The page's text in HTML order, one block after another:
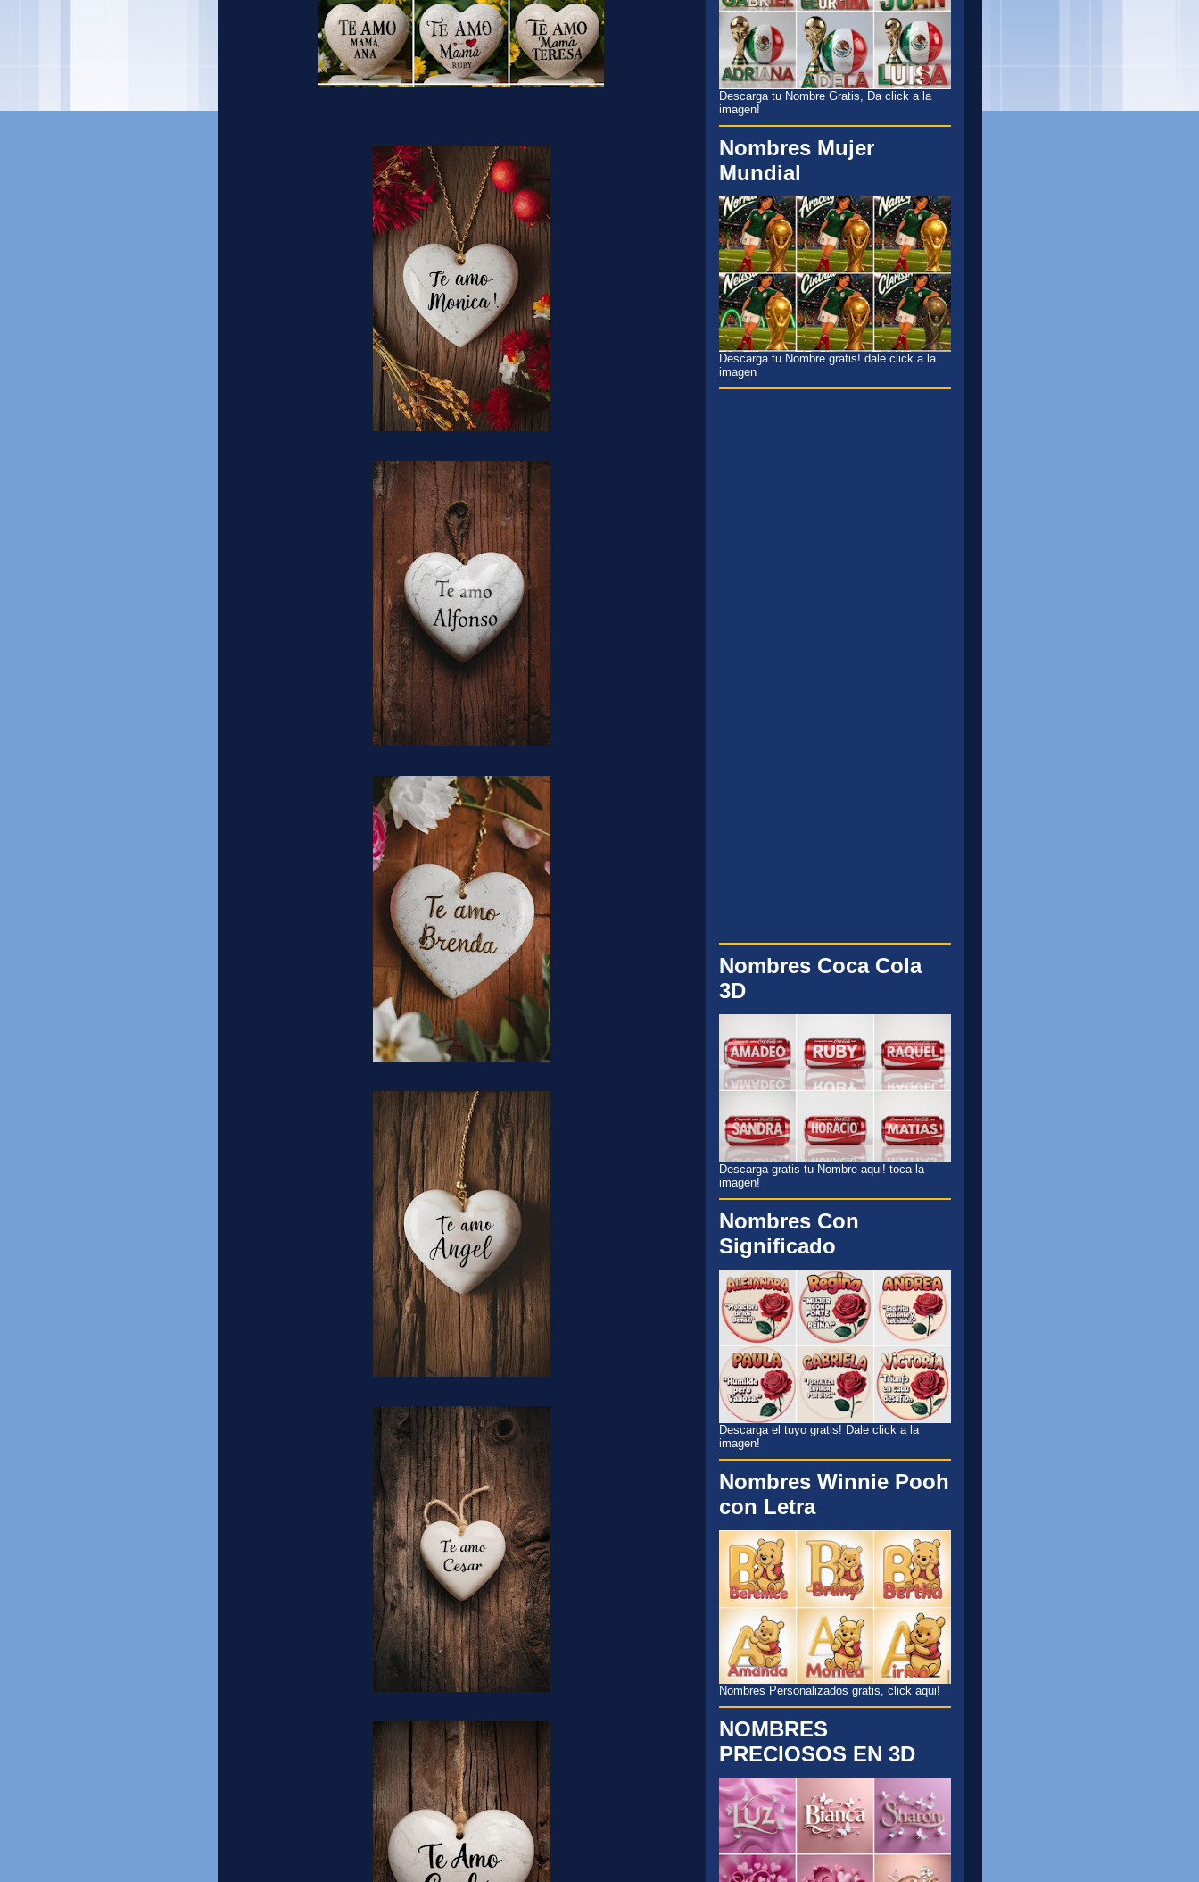
Descarga tu Nombre Gratis, Da click a la
imagen!
Nombres Mujer
Mundial
Descarga tu Nombre gratis! dale click a la
imagen
Nombres Coca Cola
3D
Descarga gratis tu Nombre aqui! toca la
imagen!
Nombres Con
Significado
Descarga el tuyo gratis! Dale click a la
imagen!
Nombres Winnie Pooh
con Letra
Nombres Personalizados gratis, click aqui!
NOMBRES
PRECIOSOS EN 3D